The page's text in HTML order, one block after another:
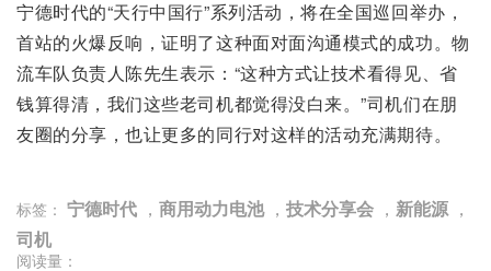
宁德时代的“天行中国行”系列活动，将在全国巡回举办，
首站的火爆反响，证明了这种面对面沟通模式的成功。物
流车队负责人陈先生表示：“这种方式让技术看得见、省
钱算得清，我们这些老司机都觉得没白来。”司机们在朋
友圈的分享，也让更多的同行对这样的活动充满期待。
标签： 宁德时代 ， 商用动力电池， 技术分享会 ， 新能源 ，
司机
阅读量：